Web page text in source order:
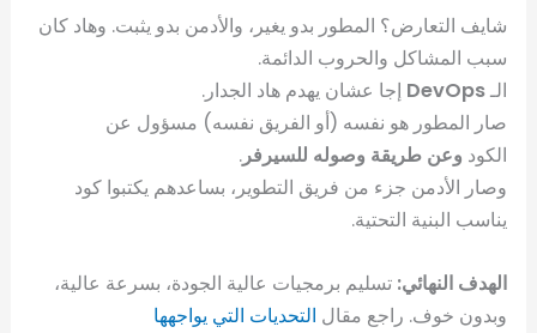
شايف التعارض؟ المطور بدو يغير، والأدمن بدو يثبت. وهاد كان
سبب المشاكل والحروب الدائمة.
الـDevOps إجا عشان يهدم هاد الجدار.
صار المطور هو نفسه (أو الفريق نفسه) مسؤول عن
الكود وعن طريقة وصوله للسيرفر.
وصار الأدمن جزء من فريق التطوير، بساعدهم يكتبوا كود
يناسب البنية التحتية.
الهدف النهائي: تسليم برمجيات عالية الجودة، بسرعة عالية،
وبدون خوف. راجع مقال التحديات التي يواجهها